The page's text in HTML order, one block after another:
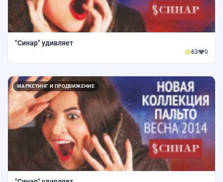
"Синар" удивляет
63 0
МАРКЕТИНГ И ПРОДВИЖЕНИЕ